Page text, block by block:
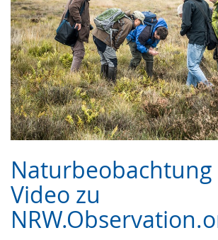
Video zu